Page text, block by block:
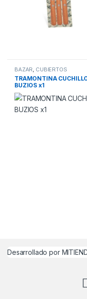
BAZAR, CUBIERTOS
TRAMONTINA
BUZIOS x1
Desarrollado por